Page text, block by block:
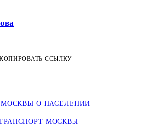
КОПИРОВАТЬ ССЫЛКУ
МОСКВЫ О НАСЕЛЕНИИ
МОСКВЫ